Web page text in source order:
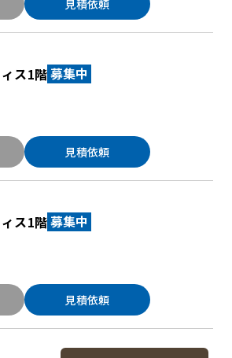
見積依頼
ス1階 募集中
見積依頼
ス1階 募集中
見積依頼